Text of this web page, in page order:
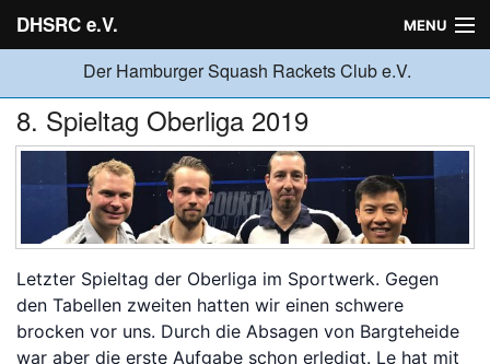
DHSRC e.V. MENU
Verein
Neuigkeiten
Ligabetrieb
Turniere
Der Hamburger Squash Rackets Club e.V.
8. Spieltag Oberliga 2019
Letzter Spieltag der Oberliga im Sportwerk. Gegen
den Tabellen zweiten hatten wir einen schwere
brocken vor uns. Durch die Absagen von Bargteheide
war aber die erste Aufgabe schon erledigt. Le hat mit